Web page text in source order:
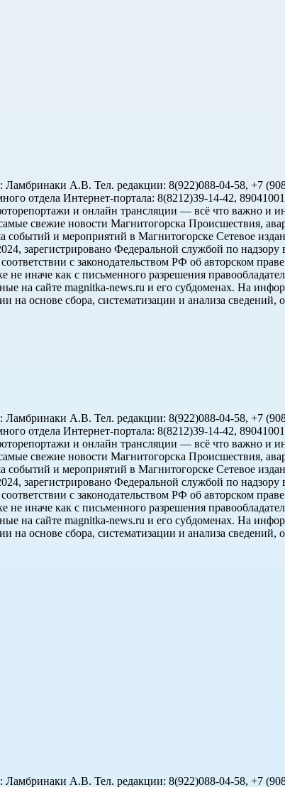
А.В. Тел. редакции: 8(922)088-04-58, +7
отдела Интернет-портала: 8(8212)39-14-42,
и онлайн трансляции — всё что важно и
свежие новости Магнитогорска Происшествия,
и мероприятий в Магнитогорске Сетевое
Федеральной службой по надзору в
с законодательством РФ об авторском
иначе как с письменного разрешения
на сайте magnitka-news.ru и его субдоменах. На
основе сбора, систематизации и анализа сведений,
А.В. Тел. редакции: 8(922)088-04-58, +7
отдела Интернет-портала: 8(8212)39-14-42,
и онлайн трансляции — всё что важно и
свежие новости Магнитогорска Происшествия,
и мероприятий в Магнитогорске Сетевое
Федеральной службой по надзору в
с законодательством РФ об авторском
иначе как с письменного разрешения
на сайте magnitka-news.ru и его субдоменах. На
основе сбора, систематизации и анализа сведений,
А.В. Тел. редакции: 8(922)088-04-58, +7